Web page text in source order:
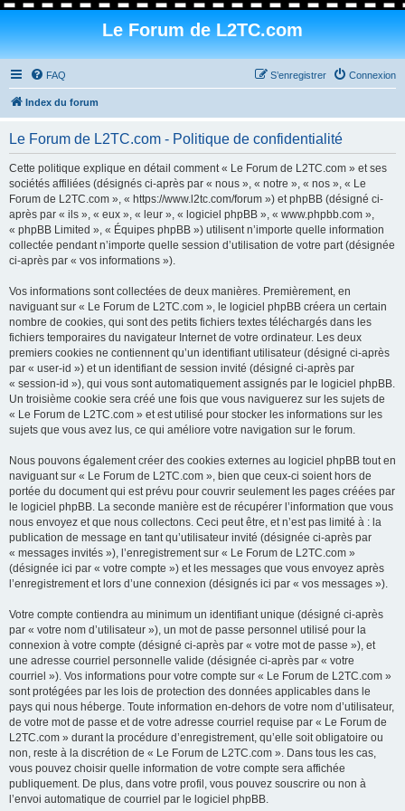
Le Forum de L2TC.com
FAQ Connexion
S’enregistrer
Index du forum
Le Forum de L2TC.com - Politique de confidentialité
Cette politique explique en détail comment « Le Forum de L2TC.com » et ses
sociétés affiliées (désignés ci-après par « nous », « notre », « nos », « Le
Forum de L2TC.com », « https://www.l2tc.com/forum ») et phpBB (désigné ci-
après par « ils », « eux », « leur », « logiciel phpBB », « www.phpbb.com »,
« phpBB Limited », « Équipes phpBB ») utilisent n’importe quelle information
collectée pendant n’importe quelle session d’utilisation de votre part (désignée
ci-après par « vos informations »).
Vos informations sont collectées de deux manières. Premièrement, en
naviguant sur « Le Forum de L2TC.com », le logiciel phpBB créera un certain
nombre de cookies, qui sont des petits fichiers textes téléchargés dans les
fichiers temporaires du navigateur Internet de votre ordinateur. Les deux
premiers cookies ne contiennent qu’un identifiant utilisateur (désigné ci-après
par « user-id ») et un identifiant de session invité (désigné ci-après par
« session-id »), qui vous sont automatiquement assignés par le logiciel phpBB.
Un troisième cookie sera créé une fois que vous naviguerez sur les sujets de
« Le Forum de L2TC.com » et est utilisé pour stocker les informations sur les
sujets que vous avez lus, ce qui améliore votre navigation sur le forum.
Nous pouvons également créer des cookies externes au logiciel phpBB tout en
naviguant sur « Le Forum de L2TC.com », bien que ceux-ci soient hors de
portée du document qui est prévu pour couvrir seulement les pages créées par
le logiciel phpBB. La seconde manière est de récupérer l’information que vous
nous envoyez et que nous collectons. Ceci peut être, et n’est pas limité à : la
publication de message en tant qu’utilisateur invité (désignée ci-après par
« messages invités »), l’enregistrement sur « Le Forum de L2TC.com »
(désignée ici par « votre compte ») et les messages que vous envoyez après
l’enregistrement et lors d’une connexion (désignés ici par « vos messages »).
Votre compte contiendra au minimum un identifiant unique (désigné ci-après
par « votre nom d’utilisateur »), un mot de passe personnel utilisé pour la
connexion à votre compte (désigné ci-après par « votre mot de passe »), et
une adresse courriel personnelle valide (désignée ci-après par « votre
courriel »). Vos informations pour votre compte sur « Le Forum de L2TC.com »
sont protégées par les lois de protection des données applicables dans le
pays qui nous héberge. Toute information en-dehors de votre nom d’utilisateur,
de votre mot de passe et de votre adresse courriel requise par « Le Forum de
L2TC.com » durant la procédure d’enregistrement, qu’elle soit obligatoire ou
non, reste à la discrétion de « Le Forum de L2TC.com ». Dans tous les cas,
vous pouvez choisir quelle information de votre compte sera affichée
publiquement. De plus, dans votre profil, vous pouvez souscrire ou non à
l’envoi automatique de courriel par le logiciel phpBB.